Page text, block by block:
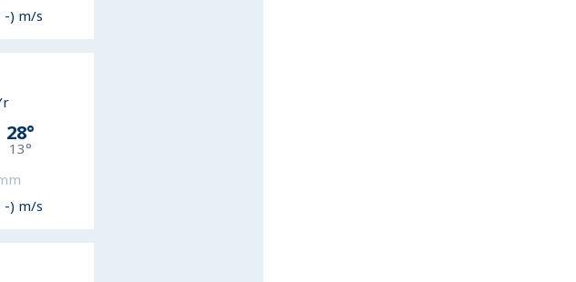
-) m/s
28°
13°
-) m/s